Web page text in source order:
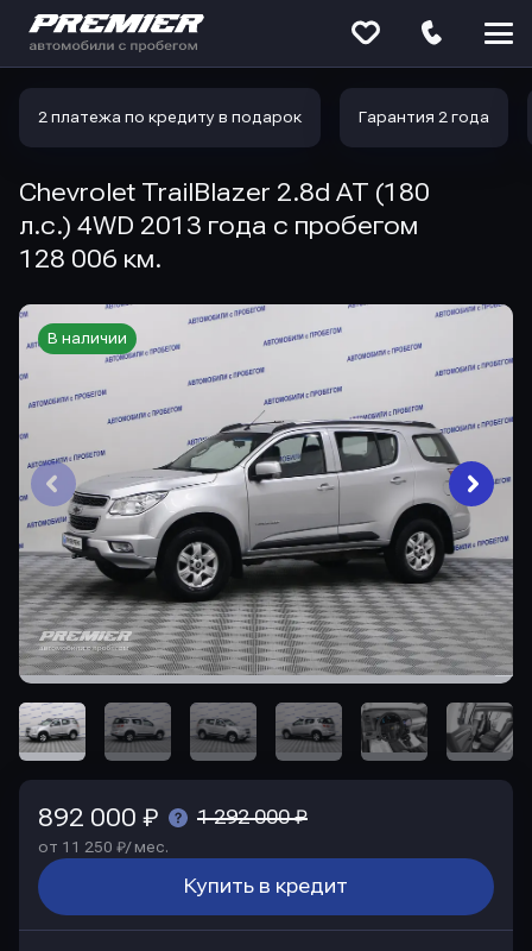
2 платежа по кредиту в подарок Гарантия 2 года
Chevrolet TrailBlazer 2.8d AT (180
л.с.) 4WD 2013 года с пробегом
128 006 км.
В наличии
892 000 ₽ 1 292 000 ₽
от 11 250 ₽/ мес.
Купить в кредит